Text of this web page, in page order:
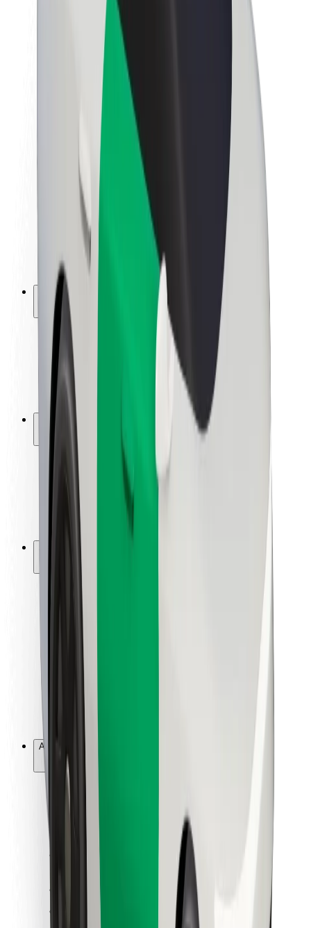
Despre Bolt
Sustenabilitatea la Bolt
Proiectul Zero
Centrul de presă
Manual de brand
Relații cu investitorii
Conducere
Brand
Presă
Fondul Urban
Siguranță
Siguranță pentru pasageri
Siguranță pentru șoferi
Siguranță pe trotinete
Laboratorul de siguranță
Orașe
Locații
Soluții pentru orașe
Aeroporturi
Stații de încărcare Bolt
Serviciul de relații clienți
Pentru șoferi
Pentru curieri
Bolt Food
Pentru restaurante
Bolt For Business
Altele
Furnizori
Cookie-uri
Securitate
Obține o cursă în câteva minute!
Descarcă aplicația Bolt